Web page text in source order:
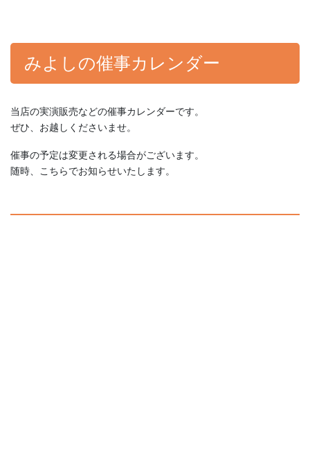
みよしの催事カレンダー
当店の実演販売などの催事カレンダーです。
ぜひ、お越しくださいませ。
催事の予定は変更される場合がございます。
随時、こちらでお知らせいたします。